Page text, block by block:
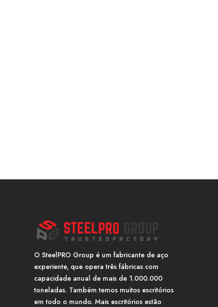
O SteelPRO Group é um fabricante de aço
experiente, que opera três fábricas com
capacidade anual de mais de 1.000.000
toneladas. Também temos muitos escritórios
em todo o mundo. Mais escritórios estão